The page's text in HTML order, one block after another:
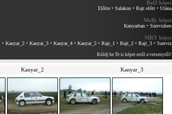
Bal3 képei
Előtte• Salakon• Rajt előtt• Utána
Molly képei
Kanyarban• Szervizben
MRY képei
• Kanyar_2• Kanyar_3• Kanyar_4• Kanyar_5• Rajt_1 • Rajt_2• Rajt_3• Szerviz
Küldj be Te is képet erről a versenyről!
Kanyar_2 Kanyar_3